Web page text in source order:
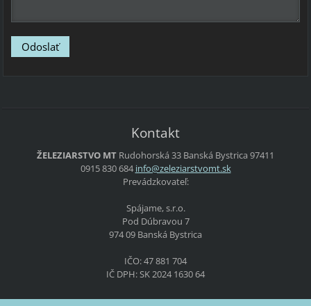
Kontakt
ŽELEZIARSTVO MT Rudohorská 33 Banská Bystrica 97411
0915 830 684info@zeleziarstvomt.sk
Prevádzkovateľ:
Spájame, s.r.o.
Pod Dúbravou 7
974 09 Banská Bystrica
IČO: 47 881 704
IČ DPH: SK 2024 1630 64